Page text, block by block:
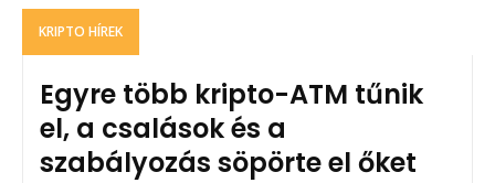
KRIPTO HÍREK
Egyre több kripto-ATM tűnik
el, a csalások és a
szabályozás söpörte el őket